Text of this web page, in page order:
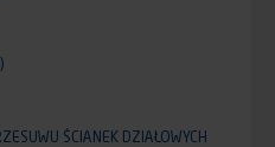
ŚCIANEK DZIAŁOWYCH